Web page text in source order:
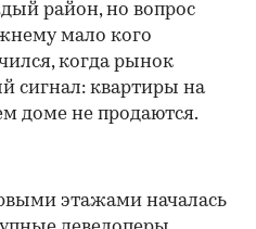
район, но вопрос
мало кого
когда рынок
сигнал: квартиры на
доме не продаются.
этажами началась